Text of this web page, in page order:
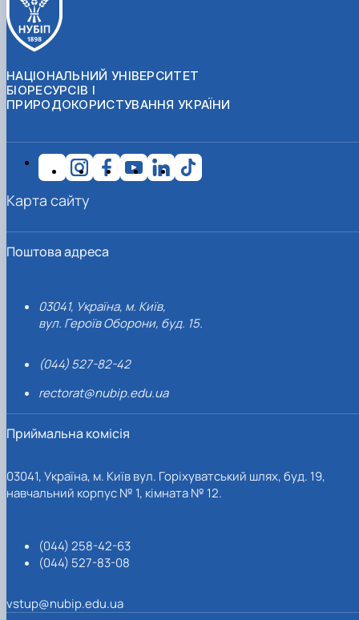
НАЦІОНАЛЬНИЙ УНІВЕРСИТЕТ
БІОРЕСУРСІВ І
ПРИРОДОКОРИСТУВАННЯ УКРАЇНИ
Поштова адреса
03041, Україна, м. Київ,
вул. Героїв Оборони, буд. 15.
(044) 527-82-42
rectorat@nubip.edu.ua
Приймальна комісія
03041, Україна, м. Київ вул. Горіхуватський шлях, буд. 19,
навчальний корпус № 1, кімната № 12.
(044) 258-42-63
(044) 527-83-08
vstup@nubip.edu.ua
Карта сайту